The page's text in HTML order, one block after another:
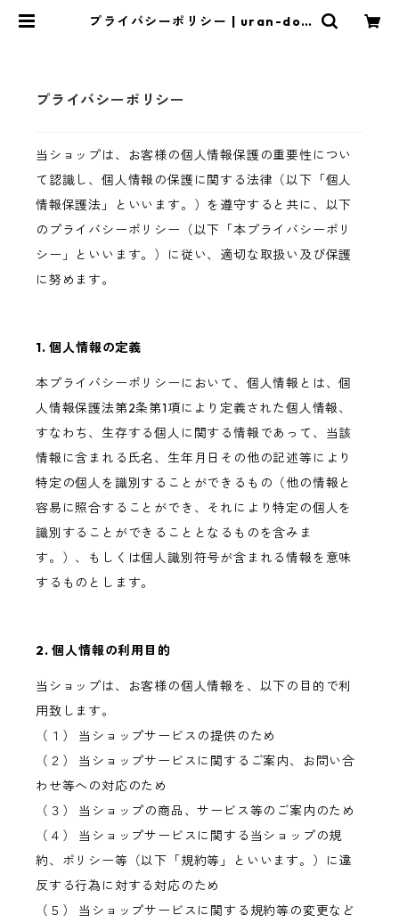
プライバシーポリシー | uran-dou
プライバシーポリシー
当ショップは、お客様の個人情報保護の重要性につい
て認識し、個人情報の保護に関する法律（以下「個人
情報保護法」といいます。）を遵守すると共に、以下
のプライバシーポリシー（以下「本プライバシーポリ
シー」といいます。）に従い、適切な取扱い及び保護
に努めます。
1. 個人情報の定義
本プライバシーポリシーにおいて、個人情報とは、個
人情報保護法第2条第1項により定義された個人情報、
すなわち、生存する個人に関する情報であって、当該
情報に含まれる氏名、生年月日その他の記述等により
特定の個人を識別することができるもの（他の情報と
容易に照合することができ、それにより特定の個人を
識別することができることとなるものを含みま
す。）、もしくは個人識別符号が含まれる情報を意味
するものとします。
2. 個人情報の利用目的
当ショップは、お客様の個人情報を、以下の目的で利
用致します。
（１） 当ショップサービスの提供のため
（２） 当ショップサービスに関するご案内、お問い合
わせ等への対応のため
（３） 当ショップの商品、サービス等のご案内のため
（４） 当ショップサービスに関する当ショップの規
約、ポリシー等（以下「規約等」といいます。）に違
反する行為に対する対応のため
（５） 当ショップサービスに関する規約等の変更など